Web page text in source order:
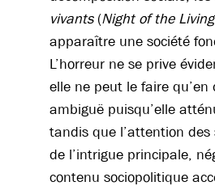
vivants(Night of the
apparaître une société
L’horreur ne se prive
elle ne peut le faire
ambiguë puisqu’elle
tandis que l’attention
de l’intrigue principale,
contenu sociopolitique